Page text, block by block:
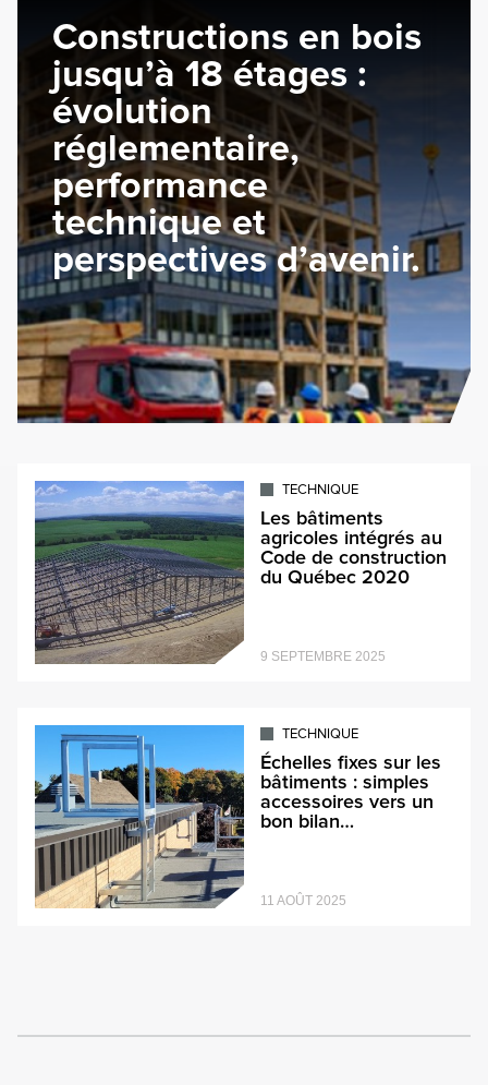
Constructions en bois
jusqu’à 18 étages :
évolution
réglementaire,
performance
technique et
perspectives d’avenir.
TECHNIQUE
Les bâtiments
agricoles intégrés au
Code de construction
du Québec 2020
9 SEPTEMBRE 2025
TECHNIQUE
Échelles fixes sur les
bâtiments : simples
accessoires vers un
bon bilan…
11 AOÛT 2025